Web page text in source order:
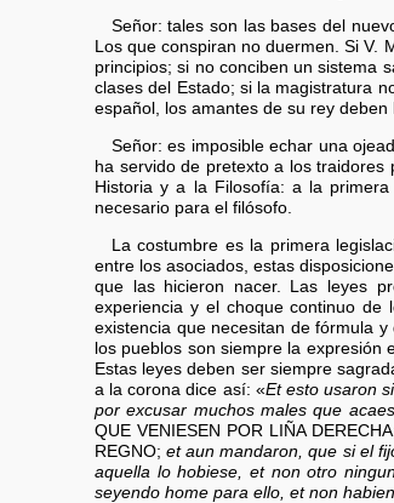
Señor: tales son las bases del
Los que conspiran no duermen. Si V.
principios; si no conciben un sistema
clases del Estado; si la magistratura
español, los amantes de su rey
Señor: es imposible echar una
ha servido de pretexto a los
Historia y a la Filosofía: a la
necesario para el filósofo.
La costumbre es la primera
entre los asociados, estas
que las hicieron nacer. Las leyes
experiencia y el choque continuo de
existencia que necesitan de fórmula
los pueblos son siempre la expresión
Estas leyes deben ser siempre
a la corona dice así: «Et esto usaron
por excusar muchos males que
QUE VENIESEN POR LIÑA
REGNO;et aun mandaron, que si el
aquella lo hobiese, et non otro
seyendo home para ello, et non